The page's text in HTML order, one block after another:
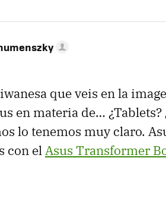
que veis en la
en materia de…
lo tenemos muy claro.
con elAsus Transformer